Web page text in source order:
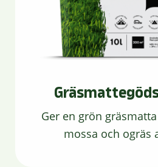
Ger en grön
mossa och ogräs